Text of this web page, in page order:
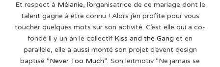
Et respect à Mélanie, l’organisatrice de ce mariage dont le
talent gagne à être connu ! Alors j’en profite pour vous
toucher quelques mots sur son activité. C’est elle qui a co-
fondé il y un an le collectif Kiss and the Gang et en
parallèle, elle a aussi monté son projet d’event design
baptisé “Never Too Much“. Son leitmotiv “Ne jamais se